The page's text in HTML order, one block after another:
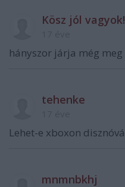
Kösz jól
hányszor járja még
tehenke
Lehet-e xboxon
mnmnbkhj